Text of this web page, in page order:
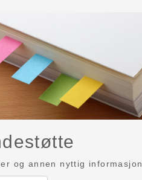
og annen nyttig informasjon